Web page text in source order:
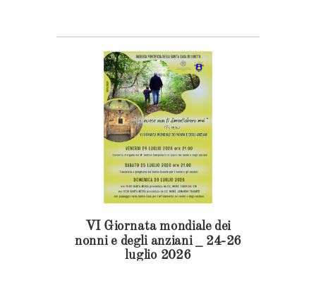
VI Giornata mondiale dei
nonni e degli anziani _ 24-26
luglio 2026